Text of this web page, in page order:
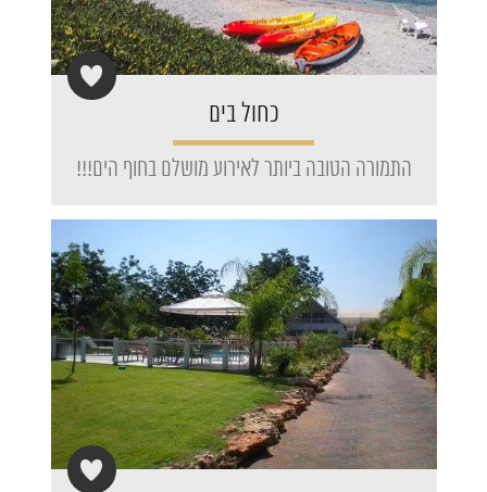
כחול בים
התמורה הטובה ביותר לאירוע מושלם בחוף הים!!!